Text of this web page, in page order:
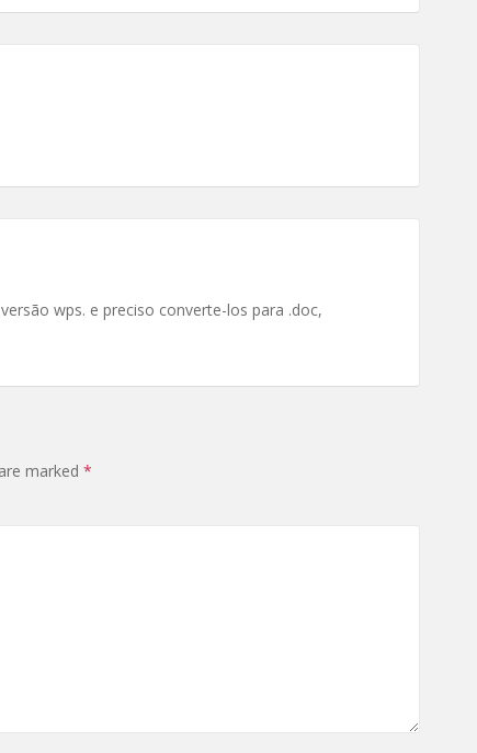
wps. e preciso converte-los para .doc,
marked *